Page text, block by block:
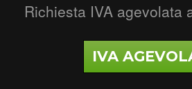
Richiesta IVA agevolata
IVA